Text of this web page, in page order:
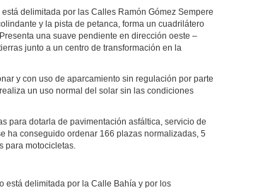
delimitada por las Calles Ramón Gómez Sempere
y la pista de petanca, forma un cuadrilátero
una suave pendiente en dirección oeste –
junto a un centro de transformación en la
y con uso de aparcamiento sin regulación por parte
un uso normal del solar sin las condiciones
para dotarla de pavimentación asfáltica, servicio de
ha conseguido ordenar 166 plazas normalizadas, 5
para motocicletas.
está delimitada por la Calle Bahía y por los